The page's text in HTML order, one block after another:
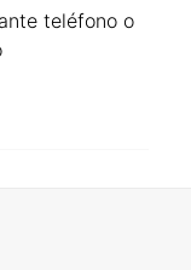
teléfono o